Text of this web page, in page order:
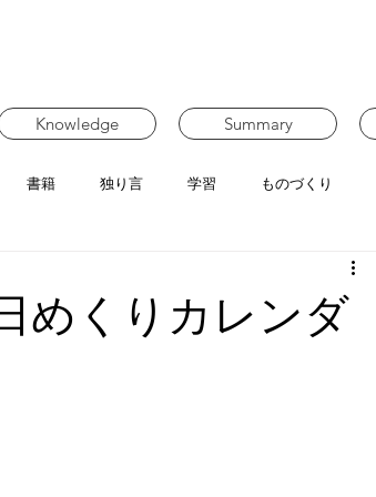
Knowledge Summary
書籍 独り言 学習 ものづくり
めくりカレンダ